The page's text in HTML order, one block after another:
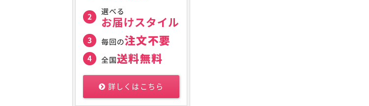
詳しくはこちら